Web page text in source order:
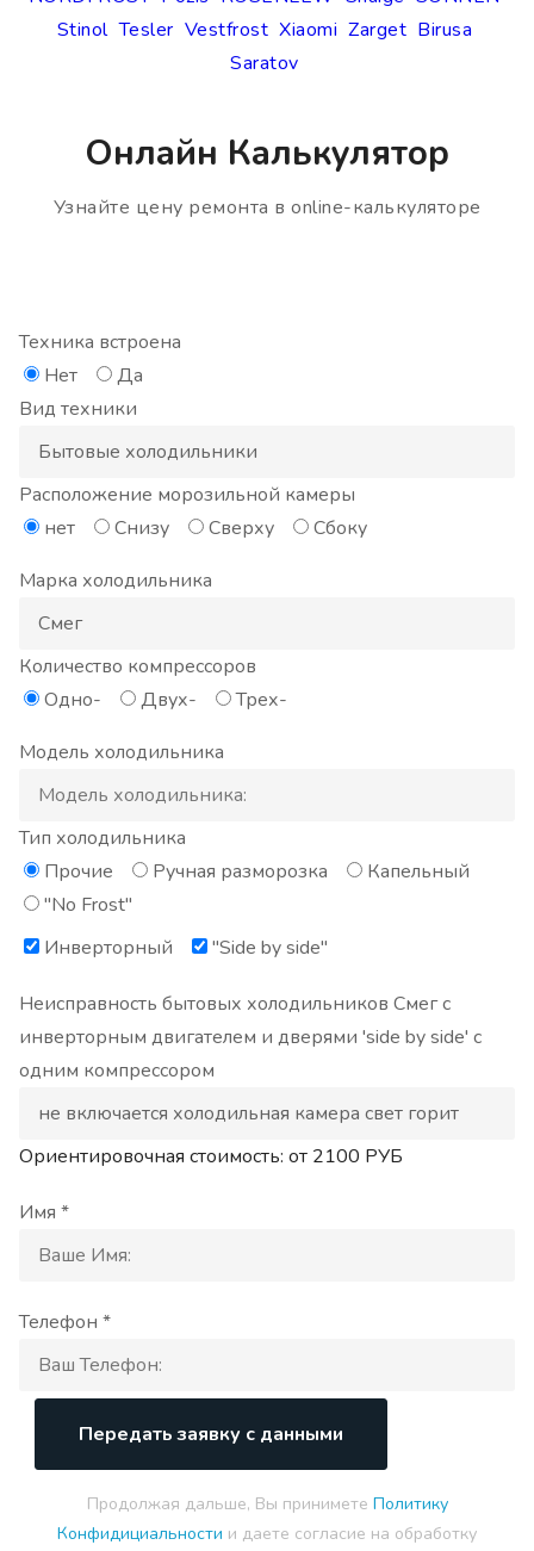
Stinol Tesler Vestfrost Xiaomi Zarget Birusa
Saratov
Онлайн Калькулятор
Узнайте цену ремонта в online-калькуляторе
Техника встроена
Нет
Да
Вид техники
Расположение морозильной камеры
нет
Снизу Сверху
Сбоку
Марка холодильника
Количество компрессоров
Одно-
Двух-
Трех-
Модель холодильника
Тип холодильника
Прочие
Ручная разморозка
Капельный
"No Frost"
Инверторный
"Side by side"
Неисправность бытовых холодильников Смег с
инверторным двигателем и дверями 'side by side' с
одним компрессором
Ориентировочная стоимость: от 2100 РУБ
Имя *
Телефон *
Передать заявку с данными
Продолжая дальше, Вы принимете Политику
Конфидициальности и даете согласие на обработку